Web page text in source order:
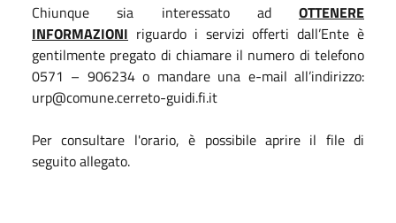
Chiunque sia interessato ad OTTENERE
INFORMAZIONI riguardo i servizi offerti dall’Ente è
gentilmente pregato di chiamare il numero di telefono
0571 – 906234 o mandare una e-mail all’indirizzo:
urp@comune.cerreto-guidi.fi.it
Per consultare l'orario, è possibile aprire il file di
seguito allegato.